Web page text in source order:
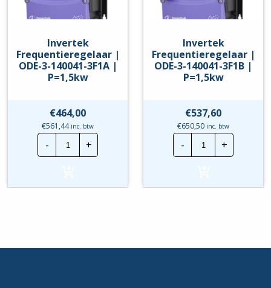
Invertek
Frequentieregelaar |
ODE-3-140041-3F1A |
P=1,5kw
€464,00
€561,44inc. btw
-
Invertek
Frequentieregelaar
|
140041-
+
Invertek
Frequentieregelaar |
ODE-3-140041-3F1B |
P=1,5kw
€537,60
€650,50 inc. btw
-
Invertek
|
140041-
+